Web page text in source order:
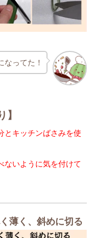
なってた！
】
とキッチンばさみを使
ないように気を付けて
薄く、斜めに切る